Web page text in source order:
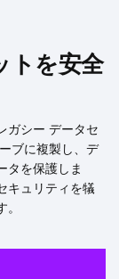
トを安全
ガシー データセ
ブに複製し、デ
タを保護しま
キュリティを犠